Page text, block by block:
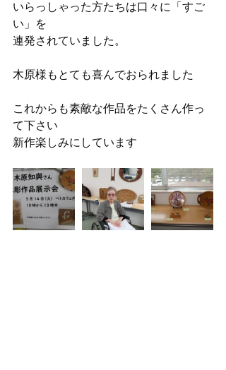
いらっしゃった方たちは口々に「すご
い」を
連発されていました。
木原様もとても喜んでおられました
これからも素敵な作品をたくさん作っ
て下さい
新作楽しみにしています